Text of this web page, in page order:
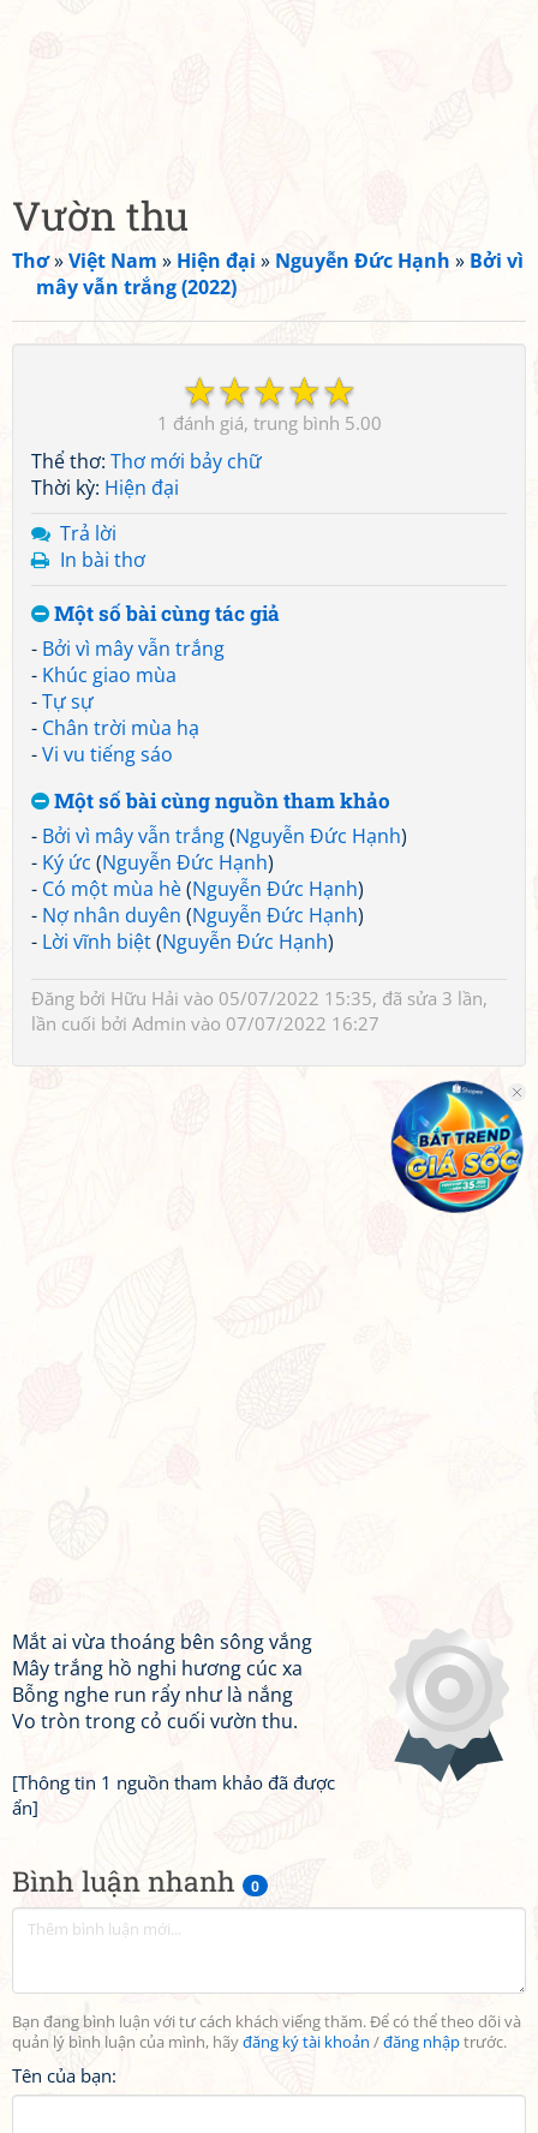
Bình luận nhanh 0
Bạn đang bình luận với tư cách khách viếng thăm. Để có thể theo dõi và
quản lý bình luận của mình, hãyđăng ký tài khoản /đăng nhậptrước.
Tên của bạn:
Vườn thu
Thơ»Việt Nam » Hiện đại » Nguyễn Đức Hạnh » Bởi vì
mây vẫn trắng (2022)
☆
☆
☆
☆
☆
1 5.00
Thể thơ: Thơ mới bảy chữ
Thời kỳ: Hiện đại
Trả lời
In bài thơ
Một số bài cùng tác giả
- Bởi vì mây vẫn trắng
- Khúc giao mùa
-Tự sự
- Chân trời mùa hạ
-Vi vu tiếng sáo
Một số bài cùng nguồn tham khảo
- Bởi vì mây vẫn trắng(Nguyễn Đức Hạnh)
- Ký ức (Nguyễn Đức Hạnh)
- Có một mùa hè(Nguyễn Đức Hạnh)
- Nợ nhân duyên (Nguyễn Đức Hạnh)
- Lời vĩnh biệt(Nguyễn Đức Hạnh)
Đăng bởi Hữu Hải vào 05/07/2022 15:35, đã sửa 3 lần,
lần cuối bởi Admin vào 07/07/2022 16:27
Mắt ai vừa thoáng bên sông vắng
Mây trắng hồ nghi hương cúc xa
Bỗng nghe run rẩy như là nắng
Vo tròn trong cỏ cuối vườn thu.
[Thông tin 1 nguồn tham khảo đã được
ẩn]